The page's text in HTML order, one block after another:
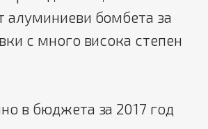
алуминиеви бомбета за
с много висока степен
в бюджета за 2017 год